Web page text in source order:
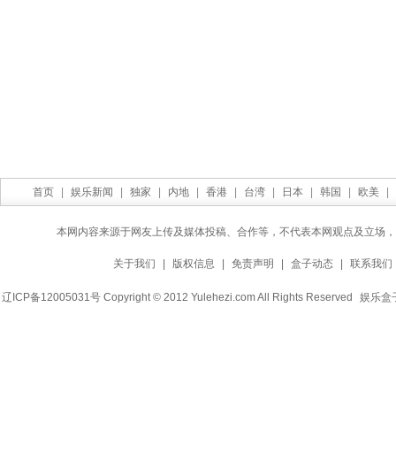
首页 娱乐新闻 独家 内地 香港 台湾 日本 韩国 欧美
本网内容来源于网友上传及媒体投稿、合作等，不代表本网观点及立场
关于我们 版权信息 免责声明 盒子动态 联系我们
辽ICP备12005031号 Copyright © 2012 Yulehezi.com All Rights Reserved 娱乐盒